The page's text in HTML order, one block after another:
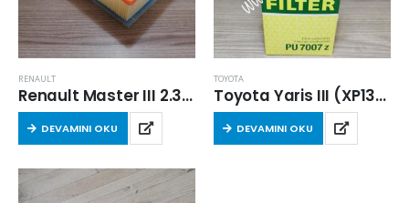
RENAULT
Renault Master III 2.3 Dci 2011 Sonrası Hava Filtresi
DEVAMINI OKU
TOYOTA
Toyota Yaris III (XP13) 2011 Sonrası 1.4 D4D Dizel Yakıt Filtresi
DEVAMINI OKU